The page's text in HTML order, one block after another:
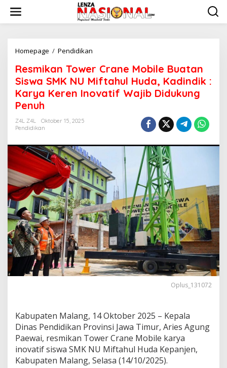
w
Homepage / Pendidikan
s
m
i
k
r
C
r
a
n
e
M
o
b
i
l
e
B
u
n
S
s
w
a
Resmikan Tower Crane Mobile Buatan
Siswa SMK NU Miftahul Huda, Kadindik :
Karya Keren Inovatif Wajib Didukung
Penuh
Z4L Z4L
Oktober 15, 2025
Pendidikan
Oplus_131072
Kabupaten Malang, 14 Oktober 2025 – Kepala
Dinas Pendidikan Provinsi Jawa Timur, Aries Agung
Paewai, resmikan Tower Crane Mobile karya
inovatif siswa SMK NU Miftahul Huda Kepanjen,
Kabupaten Malang, Selasa (14/10/2025).